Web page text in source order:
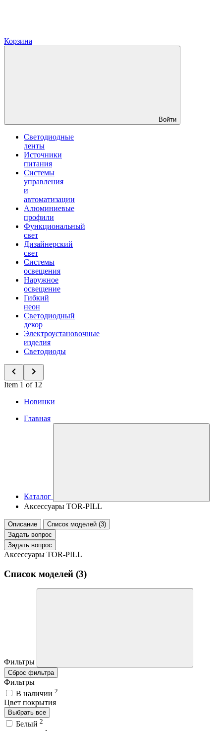
Корзина
Войти
Светодиодные
ленты
Источники
питания
Системы
управления
и
автоматизации
Алюминиевые
профили
Функциональный
свет
Дизайнерский
свет
Системы
освещения
Наружное
освещение
Гибкий
неон
Светодиодный
декор
Электроустановочные
изделия
Светодиоды
Item 1 of 12
Новинки
Главная
Каталог
Аксессуары TOR-PILL
Описание
Список моделей (3)
Задать вопрос
Задать вопрос
Аксессуары TOR-PILL
Список моделей (3)
Фильтры
Сброс фильтра
Фильтры
В наличии 2
Цвет покрытия
Выбрать все
Белый 2